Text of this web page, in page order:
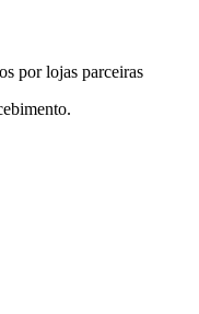
por lojas parceiras